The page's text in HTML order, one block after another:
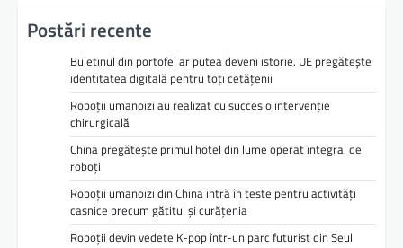
Postări recente
Buletinul din portofel ar putea deveni istorie. UE pregătește
identitatea digitală pentru toți cetățenii
Roboții umanoizi au realizat cu succes o intervenție
chirurgicală
China pregătește primul hotel din lume operat integral de
roboți
Roboții umanoizi din China intră în teste pentru activități
casnice precum gătitul și curățenia
Roboții devin vedete K-pop într-un parc futurist din Seul